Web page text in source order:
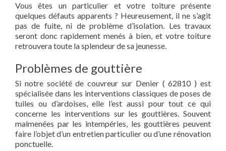
Vous êtes un particulier et votre toiture présente
quelques défauts apparents ? Heureusement, il ne s’agit
pas de fuite, ni de problème d’isolation. Les travaux
seront donc rapidement menés à bien, et votre toiture
retrouvera toute la splendeur de sa jeunesse.
Problèmes de gouttière
Si notre société de couvreur sur Denier ( 62810 ) est
spécialisée dans les interventions classiques de poses de
tuiles ou d’ardoises, elle l’est aussi pour tout ce qui
concerne les interventions sur les gouttières. Souvent
malmenées par les intempéries, les gouttières peuvent
faire l’objet d’un entretien particulier ou d’une rénovation
ponctuelle.